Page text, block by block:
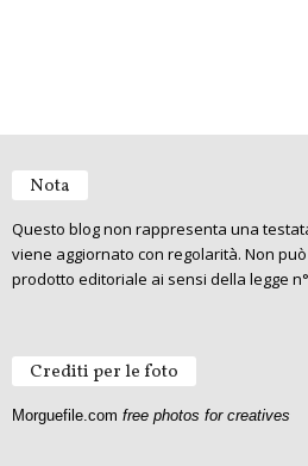
Nota
Questo blog non rappresenta una
viene aggiornato con regolarità. Non
prodotto editoriale ai sensi della legge
Crediti per le foto
Morguefile.com free photos for creatives